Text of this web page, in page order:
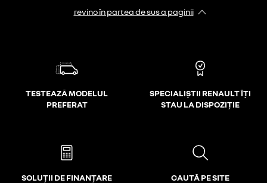
revino în partea de sus a paginii
TESTEAZĂ MODELUL
PREFERAT
SPECIALIȘTII RENAULT ÎȚI
STAU LA DISPOZIȚIE
SOLUȚII DE FINANȚARE
CAUTĂ PE SITE